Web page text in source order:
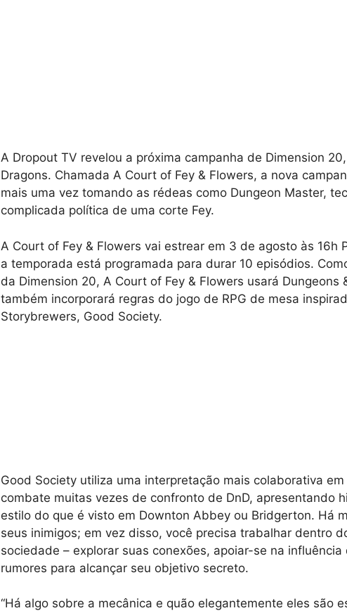
A Dropout TV revelou a próxima campanha de Dimension
Dragons. Chamada A Court of Fey & Flowers, a nova
mais uma vez tomando as rédeas como Dungeon Master,
complicada política de uma corte Fey.
A Court of Fey & Flowers vai estrear em 3 de agosto às 16h
a temporada está programada para durar 10 episódios.
da Dimension 20, A Court of Fey & Flowers usará Dungeons
também incorporará regras do jogo de RPG de mesa
Storybrewers, Good Society.
Good Society utiliza uma interpretação mais colaborativa
combate muitas vezes de confronto de DnD, apresentando
estilo do que é visto em Downton Abbey ou Bridgerton. Há
seus inimigos; em vez disso, você precisa trabalhar dentro
sociedade – explorar suas conexões, apoiar-se na
rumores para alcançar seu objetivo secreto.
“Há algo sobre a mecânica e quão elegantemente eles são